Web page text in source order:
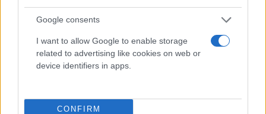
Google consents
I want to allow Google to enable storage
related to advertising like cookies on web or
device identifiers in apps.
CONFIRM